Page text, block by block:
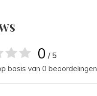
0 / 5
basis van 0 beoordelingen